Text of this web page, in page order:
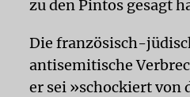
zu den Pintos gesagt
Die französisch-
antisemitische
er sei »schockiert